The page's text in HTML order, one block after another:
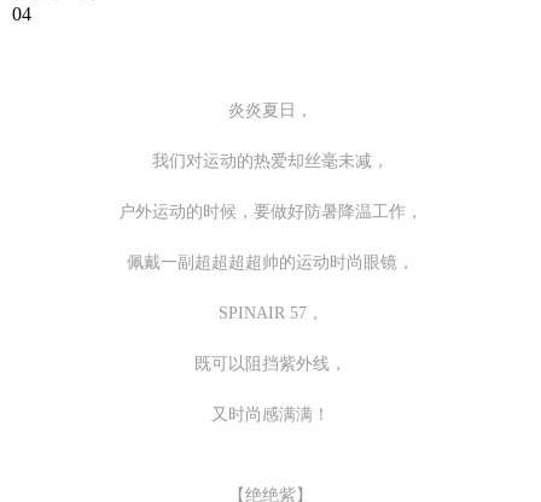
04
炎炎夏日，
我们对运动的热爱却丝毫未减，
户外运动的时候，要做好防暑降温工作，
佩戴一副超超超超帅的运动时尚眼镜，
SPINAIR 57，
既可以阻挡紫外线，
又时尚感满满！
【绝绝紫】